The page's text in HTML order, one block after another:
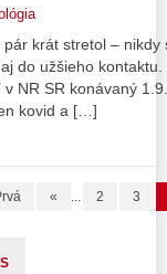
krát stretol –
do užšieho
NR SR konávaný
kovid a […]
« ... 2 3